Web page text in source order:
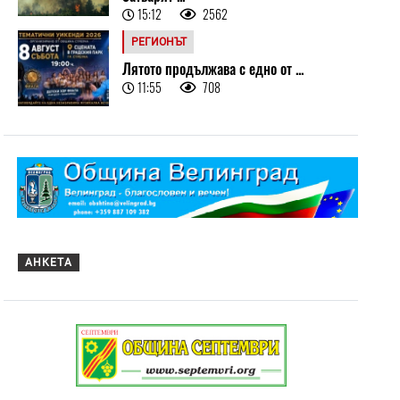
15:12 2562
РЕГИОНЪТ
Лятото продължава с едно от ...
11:55 708
АНКЕТА